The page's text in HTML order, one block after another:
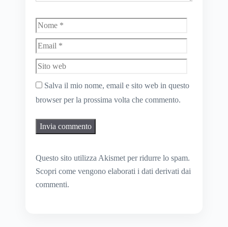
Nome
web
Salva il mio nome, email e sito web in questo
browser per la prossima volta che commento.
Questo sito utilizza Akismet per ridurre lo spam.
Scopri come vengono elaborati i dati derivati dai
commenti.